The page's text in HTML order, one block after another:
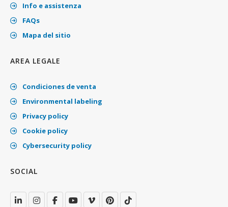
Info e assistenza
FAQs
Mapa del sitio
AREA LEGALE
Condiciones de venta
Environmental labeling
Privacy policy
Cookie policy
Cybersecurity policy
SOCIAL